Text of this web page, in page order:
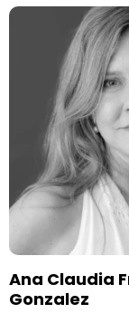
Ana Claudia
Gonzalez